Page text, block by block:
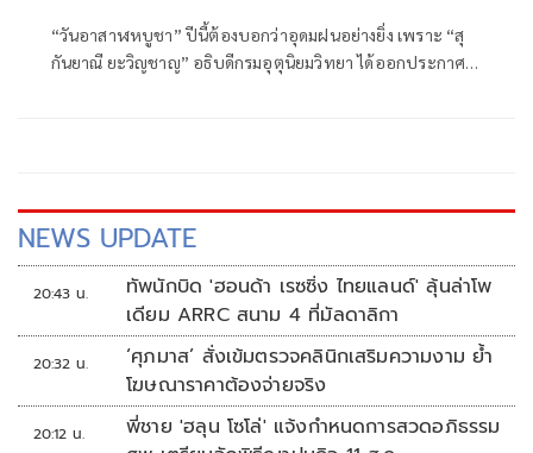
“วันอาสาฬหบูชา” ปีนี้ต้องบอกว่าอุดมฝนอย่างยิ่ง เพราะ “สุ
กันยาณี ยะวิญชาญ” อธิบดีกรมอุตุนิยมวิทยา ได้ออกประกาศ
NEWS UPDATE
20:43 น.
ทัพนักบิด 'ฮอนด้า เรซซิ่ง ไทยแลนด์' ลุ้นล่าโพ
เดียม ARRC สนาม 4 ที่มัลดาลิกา
20:32 น.
‘ศุภมาส’ สั่งเข้มตรวจคลินิกเสริมความงาม ย้ำ
โฆษณาราคาต้องจ่ายจริง
20:12 น.
พี่ชาย 'ฮลุน โซโล่' แจ้งกำหนดการสวดอภิธรรม